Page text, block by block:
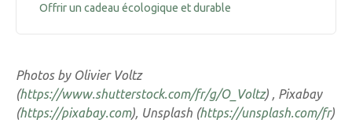
Offrir un cadeau écologique et durable
Photos by Olivier Voltz
(https://www.shutterstock.com/fr/g/O_Voltz) , Pixabay
(https://pixabay.com), Unsplash (https://unsplash.com/fr)